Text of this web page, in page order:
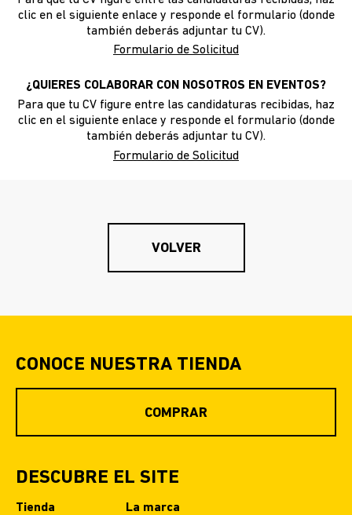
CARRERAS
SOLICITUDES DE ASISTENCIA
clic en el siguiente enlace y responde el formulario (donde
también deberás adjuntar tu CV).
Formulario de Solicitud
¿QUIERES COLABORAR CON NOSOTROS EN EVENTOS?
Para que tu CV figure entre las candidaturas recibidas, haz
clic en el siguiente enlace y responde el formulario (donde
también deberás adjuntar tu CV).
Formulario de Solicitud
VOLVER
CONOCE NUESTRA TIENDA
COMPRAR
DESCUBRE EL SITE
Tienda
La marca